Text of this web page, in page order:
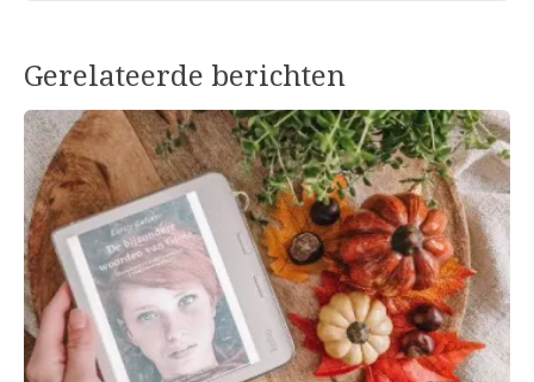
Gerelateerde berichten